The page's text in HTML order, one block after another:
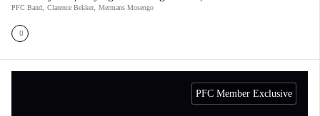
PFC Band Clarence Bekker, Mermans Mosengo
PFC Member Exclusive